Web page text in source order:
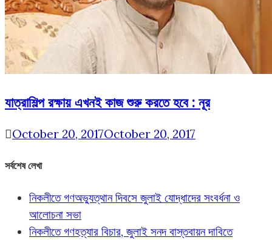
যাত্রাশিল্প রক্ষায় এখনই কাজ শুরু করতে হবে : নূর
October 20, 2017October 20, 2017
সর্বশেষ লেখা
নিকলীতে গণঅভ্যুত্থান দিবসে জুলাই যোদ্ধাদের সংবর্ধনা ও
আলোচনা সভা
নিকলীতে গণহত্যার বিচার, জুলাই সনদ বাস্তবায়ন দাবিতে